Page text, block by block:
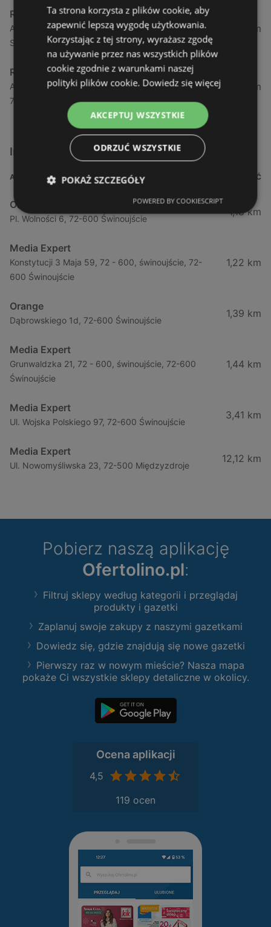
RTV Euro AGD
Al. Wyzwolenia 18, 70 - 554, szczecin, 70-532
Szczecin
55,43 km
RTV Euro AGD
Al. Bohaterów Warszawy 42, 70 - 342, szczecin,
70-342 Szczecin
55,72 km
Inne sklepy AGD w pobliżu
ADRES ODLEGŁOŚĆ
Orange
Pl. Wolności 6, 72-600 Świnoujście
1,18 km
Media Expert
Konstytucji 3 Maja 59, 72 - 600, świnoujście, 72-
600 Świnoujście
1,22 km
Orange
Dąbrowskiego 1d, 72-600 Świnoujście
1,39 km
Media Expert
Grunwaldzka 21, 72 - 600, świnoujście, 72-600
Świnoujście
1,44 km
Media Expert
Ul. Wojska Polskiego 97, 72-600 Świnoujście
3,41 km
Media Expert
Ul. Nowomyśliwska 23, 72-500 Międzyzdroje
12,12 km
Pobierz naszą aplikację
Ofertolino.pl:
Filtruj sklepy według kategorii i przeglądaj
produkty i gazetki
Zaplanuj swoje zakupy z naszymi gazetkami
Dowiedz się, gdzie znajdują się nowe gazetki
Pierwszy raz w nowym mieście? Nasza mapa
pokaże Ci wszystkie sklepy detaliczne w okolicy.
Ocena aplikacji
4,5
119 ocen
Ta strona korzysta z plików cookie, aby
zapewnić lepszą wygodę użytkowania.
Korzystając z tej strony, wyrażasz zgodę
na używanie przez nas wszystkich plików
cookie zgodnie z warunkami naszej
polityki plików cookie. Dowiedz się więcej
AKCEPTUJ WSZYSTKIE
ODRZUĆ WSZYSTKIE
POKAŻ SZCZEGÓŁY
POWERED BY COOKIESCRIPT